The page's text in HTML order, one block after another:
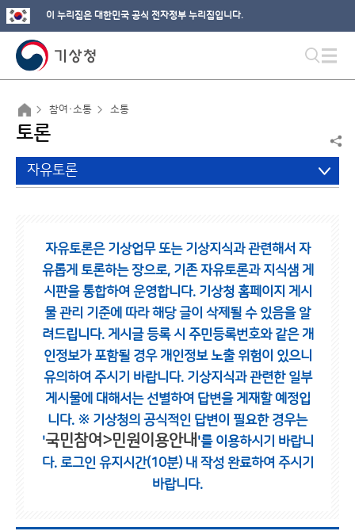
이 누리집은 대한민국 공식 전자정부 누리집입니다.
참여·소통 소통
토론
자유토론
자유토론은 기상업무 또는 기상지식과 관련해서 자
유롭게 토론하는 장으로, 기존 자유토론과 지식샘 게
시판을 통합하여 운영합니다. 기상청 홈페이지 게시
물 관리 기준에 따라 해당 글이 삭제될 수 있음을 알
려드립니다. 게시글 등록 시 주민등록번호와 같은 개
인정보가 포함될 경우 개인정보 노출 위험이 있으니
유의하여 주시기 바랍니다. 기상지식과 관련한 일부
게시물에 대해서는 선별하여 답변을 게재할 예정입
니다. ※ 기상청의 공식적인 답변이 필요한 경우는
'국민참여>민원이용안내 '를 이용하시기 바랍니
다. 로그인 유지시간(10분) 내 작성 완료하여 주시기
바랍니다.